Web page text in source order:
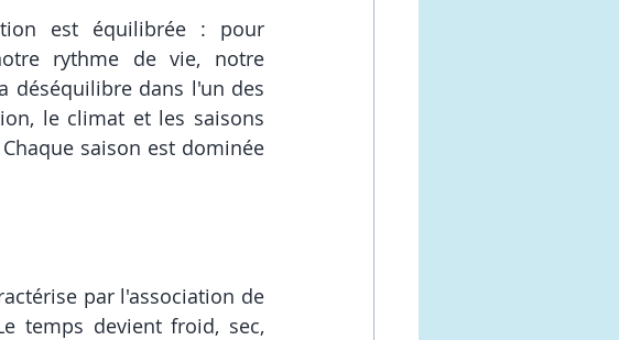
est équilibrée : pour
rythme de vie, notre
déséquilibre dans l'un des
le climat et les saisons
saison est dominée
par l'association de
temps devient froid, sec,